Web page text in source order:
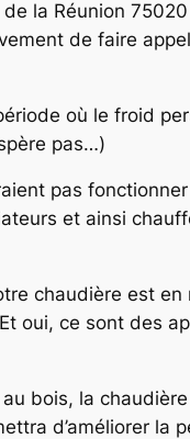
de la Réunion
de faire
où le froid
pas…)
pas
et ainsi
chaudière est
oui, ce sont des
bois, la
d’améliorer la